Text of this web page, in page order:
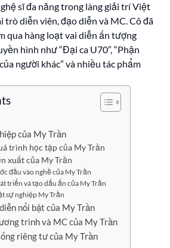
sĩ đa năng trong làng giải trí Việt
trò diễn viên, đạo diễn và MC. Cô đã
qua hàng loạt vai diễn ấn tượng
hình như “Đại ca U70”, “Phận
người khác” và nhiều tác phẩm
của My Trần
trình học tập của My Trần
xuất của My Trần
đầu vào nghề của My Trần
triển và tạo dấu ấn của My Trần
sự nghiệp My Trần
nổi bật của My Trần
trình và MC của My Trần
riêng tư của My Trần